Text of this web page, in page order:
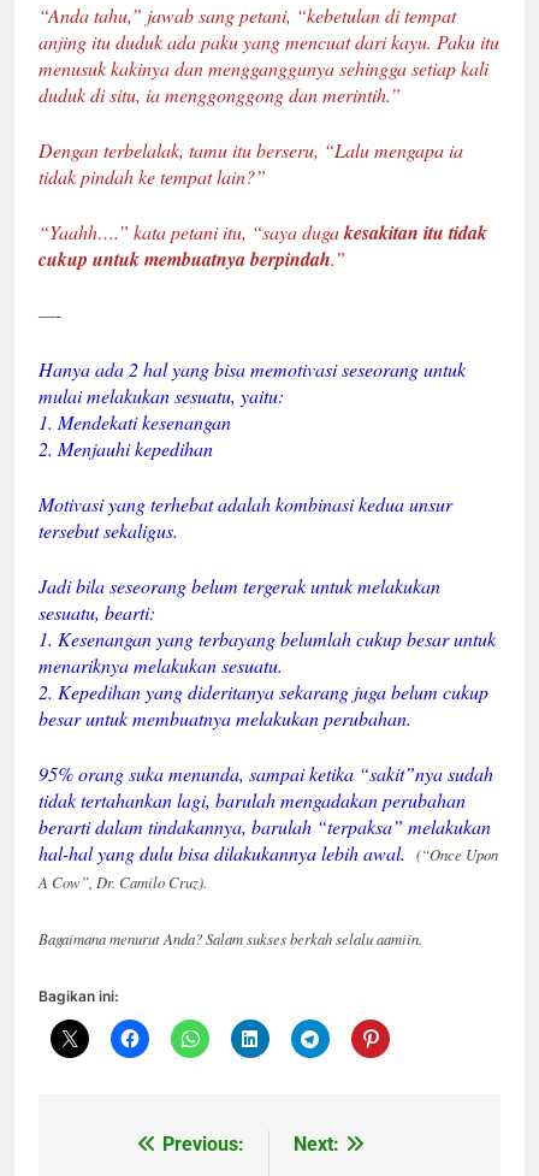
“Anda tahu,” jawab sang petani, “kebetulan di tempat
anjing itu duduk ada paku yang mencuat dari kayu. Paku itu
menusuk kakinya dan mengganggunya sehingga setiap kali
duduk di situ, ia menggonggong dan merintih.”
Dengan terbelalak, tamu itu berseru, “Lalu mengapa ia
tidak pindah ke tempat lain?”
“Yaahh….” kata petani itu, “saya dugakesakitan itu tidak
cukup untuk membuatnya berpindah.”
—-
Hanya ada 2 hal yang bisa memotivasi seseorang untuk
mulai melakukan sesuatu, yaitu:
1. Mendekati kesenangan
2. Menjauhi kepedihan
Motivasi yang terhebat adalah kombinasi kedua unsur
tersebut sekaligus.
Jadi bila seseorang belum tergerak untuk melakukan
sesuatu, bearti:
1. Kesenangan yang terbayang belumlah cukup besar untuk
menariknya melakukan sesuatu.
2. Kepedihan yang dideritanya sekarang juga belum cukup
besar untuk membuatnya melakukan perubahan.
95% orang suka menunda, sampai ketika “sakit”nya sudah
tidak tertahankan lagi, barulah mengadakan perubahan
berarti dalam tindakannya, barulah “terpaksa” melakukan
hal-hal yang dulu bisa dilakukannya lebih awal.
(“Once Upon
A Cow”, Dr. Camilo Cruz).
Bagaimana menurut Anda? Salam sukses berkah selalu aamiin.
Bagikan ini:
NavigasiPrevious:
Next: